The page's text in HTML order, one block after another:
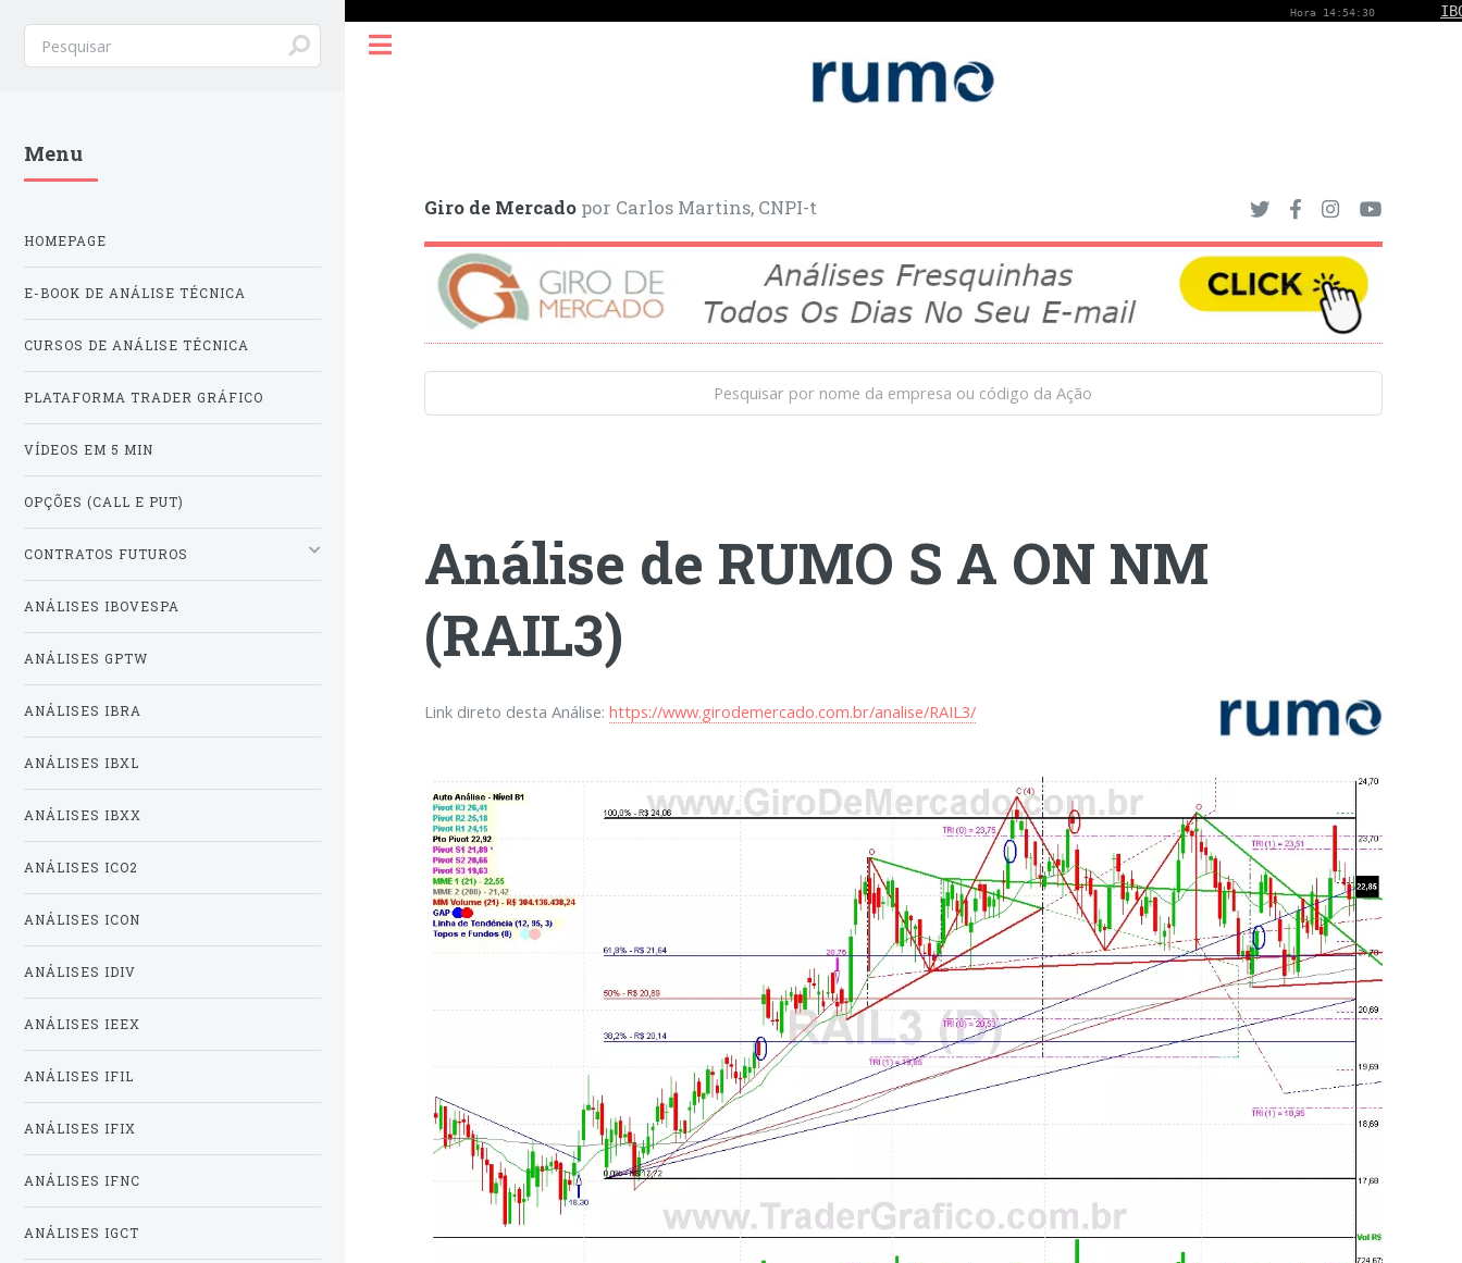
Giro de Mercado por Carlos Martins, CNPI-t
Análise de RUMO S A ON NM
(RAIL3)
Link direto desta Análise:https://www.girodemercado.com.br/analise/RAIL3/
Menu
HOMEPAGE
E-BOOK DE ANÁLISE TÉCNICA
CURSOS DE ANÁLISE TÉCNICA
PLATAFORMA TRADER GRÁFICO
VÍDEOS EM 5 MIN
OPÇÕES (CALL E PUT)
CONTRATOS FUTUROS
ANÁLISES IBOVESPA
ANÁLISES GPTW
ANÁLISES IBRA
ANÁLISES IBXL
ANÁLISES IBXX
ANÁLISES ICO2
ANÁLISES ICON
ANÁLISES IDIV
ANÁLISES IEEX
ANÁLISES IFIL
ANÁLISES IFIX
ANÁLISES IFNC
ANÁLISES IGCT